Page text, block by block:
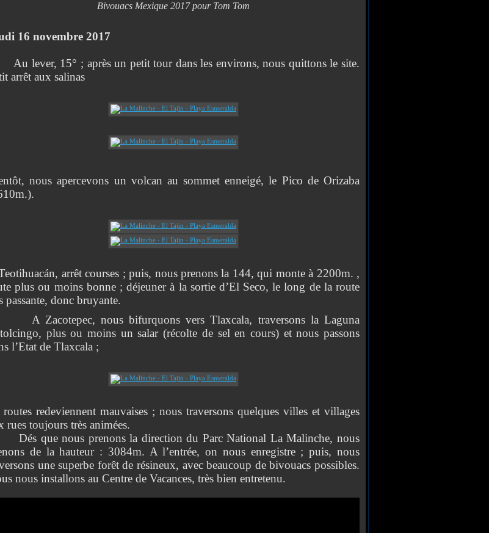
Bivouacs Mexique 2017 pour Tom Tom
16 novembre 2017
lever, 15° ; après un petit tour dans les environs, nous quittons le site.
arrêt aux salinas
nous apercevons un volcan au sommet enneigé, le Pico de Orizaba
arrêt courses ; puis, nous prenons la 144, qui monte à 2200m. ,
plus ou moins bonne ; déjeuner à la sortie d’El Seco, le long de la route
passante, donc bruyante.
Zacotepec, nous bifurquons vers Tlaxcala, traversons la Laguna
plus ou moins un salar (récolte de sel en cours) et nous passons
l’Etat de Tlaxcala ;
routes redeviennent mauvaises ; nous traversons quelques villes et villages
rues toujours très animées.
que nous prenons la direction du Parc National La Malinche, nous
de la hauteur : 3084m. A l’entrée, on nous enregistre ; puis, nous
une superbe forêt de résineux, avec beaucoup de bivouacs possibles.
nous installons au Centre de Vacances, très bien entretenu.